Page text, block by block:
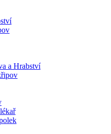
a Hrabství